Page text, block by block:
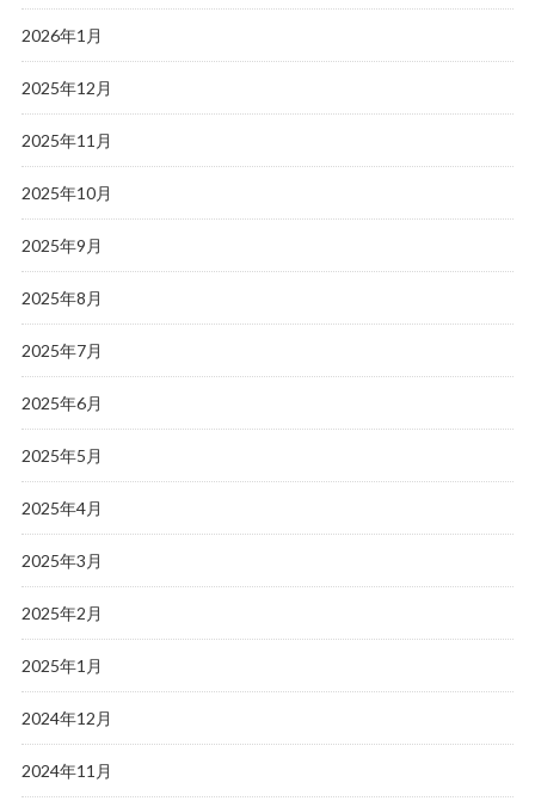
2026年1月
2025年12月
2025年11月
2025年10月
2025年9月
2025年8月
2025年7月
2025年6月
2025年5月
2025年4月
2025年3月
2025年2月
2025年1月
2024年12月
2024年11月